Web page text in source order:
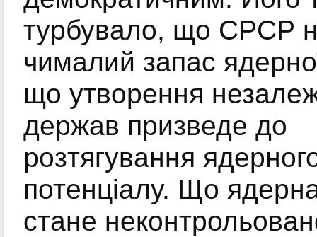
турбувало, що СРСР
чималий запас
що утворення
держав призведе до
розтягування
потенціалу. Що
стане